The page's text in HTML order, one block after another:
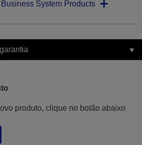
System Products
produto, clique no botão abaixo